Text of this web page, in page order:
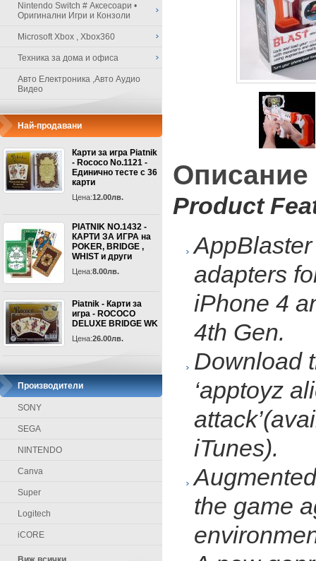
Nintendo Switch # Аксесоари •
Оригинални Игри и Конзоли
Microsoft Xbox , Xbox360
Техника за дома и офиса
Авто Електроника ,Авто Аудио
Видео
Най-продавани
Карти за игра Piatnik
- Rococo No.1121 -
Единично тесте с 36
карти
Цена:12.00лв.
PIATNIK NO.1432 -
КАРТИ ЗА ИГРА на
POKER, BRIDGE ,
WHIST и други
Цена:8.00лв.
Piatnik - Карти за
игра - ROCOCO
DELUXE BRIDGE WK
Цена:26.00лв.
Производители
SONY
SEGA
NINTENDO
Canva
Super
Logitech
iCORE
Описание
Product
adapters
iPhone 4
4th Gen.
Download
‘apptoyz
iTunes).
the game